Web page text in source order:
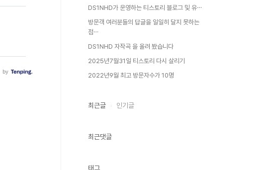
DS1NHD가 운영하는 티스토리 블로그 및 유⋯
방문객 여러분들의 답글을 일일히 달지 못하는
점⋯
DS1NHD 자작곡 을 올려 봤습니다
2025년7월31일 티스토리 다시 살리기
2022년9월 최고 방문자수가 10명
최근글 인기글
최근댓글
태그